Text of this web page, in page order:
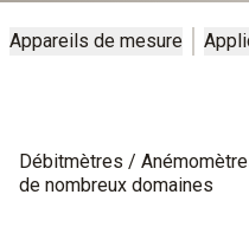
Appareils de mesure
Débitmètres /
de nombreux domaines